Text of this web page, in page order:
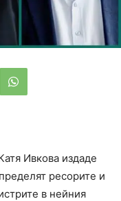
Ивкова издаде
ресорите и
в нейния